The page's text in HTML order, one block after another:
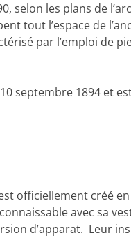
selon les plans de
tout l’espace de
par l’emploi de
septembre 1894 et
officiellement créé
avec sa
d’apparat. Leur